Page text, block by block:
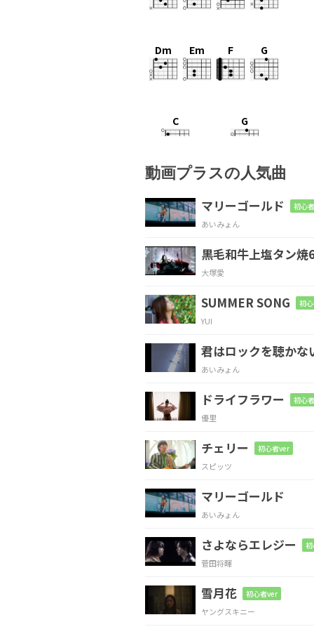
Dm Em F G
C G
あ りえそうであり
君
F
の仕草の一
F#m7-5
部始終
試 されてたりす
遊
F
ぶだけの
E
相手欲し
君の分 厚い恋の履
君
Gm
のたった一人に
F
C
動画プラスの人気曲
マリーゴールド 初心
あいみょん
黒毛和牛上塩タン焼
大塚愛
SUMMER SONG 初
YUI
君はロックを聴かな
あいみょん
ドライフラワー 初心
優里
チェリー 初心者ver
スピッツ
マリーゴールド
あいみょん
さよならエレジー
菅田将暉
雪月花 初心者ver
ヤングスキニー